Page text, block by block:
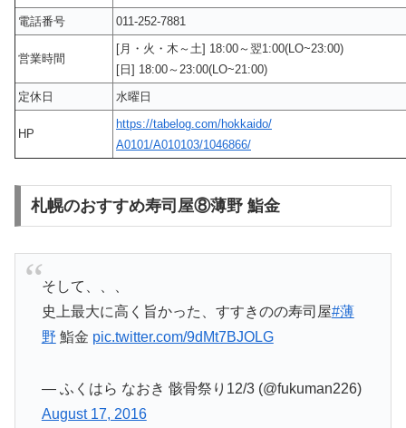
電話番号
011-252-7881
営業時間
[月・火・木～土] 18:00～翌1:00(LO~23:00)
[日] 18:00～23:00(LO~21:00)
定休日
水曜日
HP
https://tabelog.com/hokkaido/
A0101/A010103/1046866/
札幌のおすすめ寿司屋⑧薄野 鮨金
そして、、、
史上最大に高く旨かった、すすきのの寿司屋#薄
野 鮨金 pic.twitter.com/9dMt7BJOLG
— ふくはら なおき 骸骨祭り12/3 (@fukuman226)
August 17, 2016